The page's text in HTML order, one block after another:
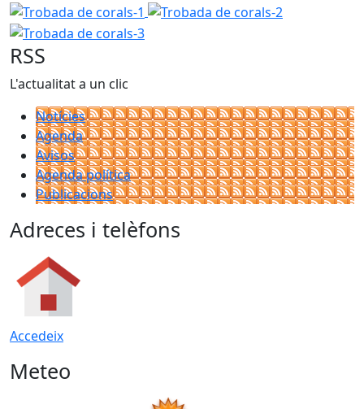
Trobada de corals-1 Trobada de corals-2
RSS
L'actualitat a un clic
Notícies
Agenda
Avisos
Agenda política
Publicacions
Adreces i telèfons
Accedeix
Meteo